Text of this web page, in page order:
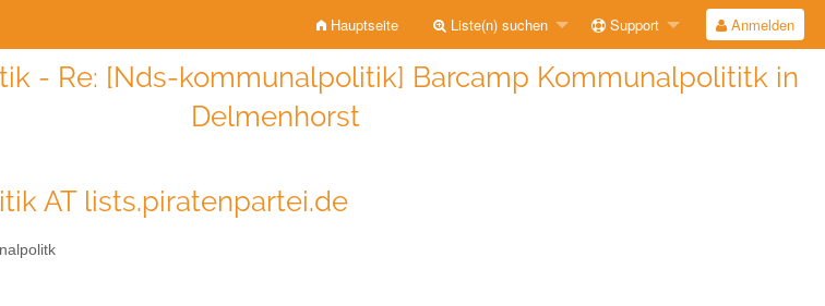
Hauptseite Liste(n) suchen Support Anmelden
- Re: [Nds-kommunalpolitik] Barcamp Kommunalpolititk in
Delmenhorst
AT lists.piratenpartei.de